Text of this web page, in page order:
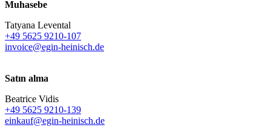
Muhasebe
Tatyana Levental
+49 5625 9210-107
invoice@egin-heinisch.de
Satın alma
Beatrice Vidis
+49 5625 9210-139
einkauf@egin-heinisch.de